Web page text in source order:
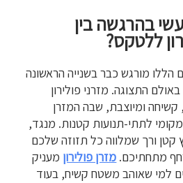
בהרגשה בין
ללטקס?
הללו מורגש כבר בשנייה הראשונה
התצוגה. מזרני פולירון
ומיוצבת, שבה המזרן
מקומי לתתי-תנועות קטנות. מנגד,
ורך שמלווה כל תזוזה שלכם
מתחתיכם. מזרן פולירון מעניק
למי שאוהב משטח קשיח, בעוד